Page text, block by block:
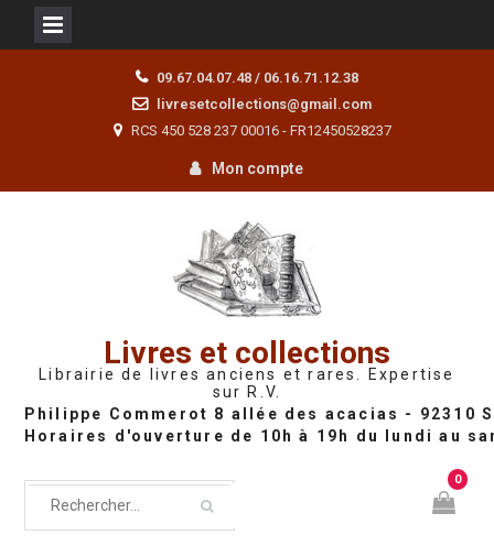
09.67.04.07.48 / 06.16.71.12.38
livresetcollections@gmail.com
RCS 450 528 237 00016 - FR12450528237
Mon compte
Livres et collections
Librairie de livres anciens et rares. Expertise
sur R.V.
0